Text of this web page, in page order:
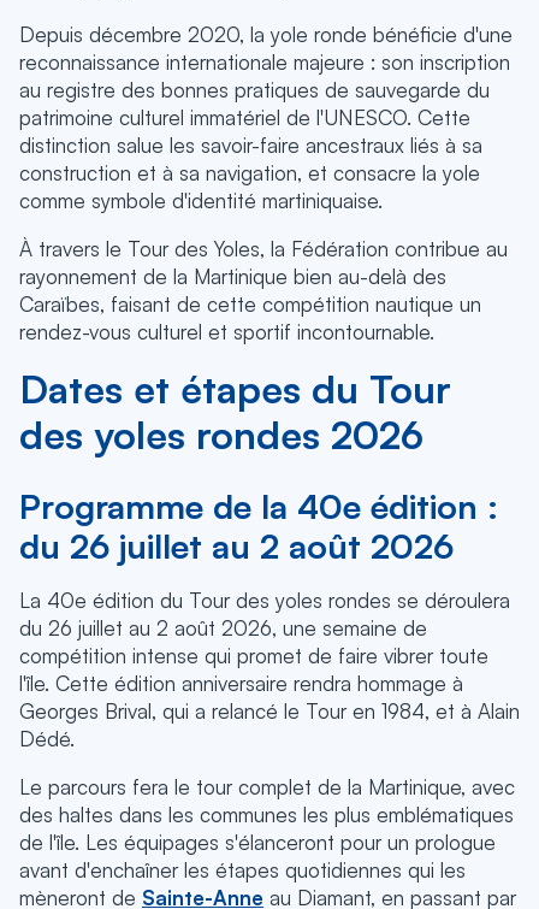
Depuis décembre 2020, la yole ronde bénéficie d'une
reconnaissance internationale majeure : son inscription
au registre des bonnes pratiques de sauvegarde du
patrimoine culturel immatériel de l'UNESCO. Cette
distinction salue les savoir-faire ancestraux liés à sa
construction et à sa navigation, et consacre la yole
comme symbole d'identité martiniquaise.
À travers le Tour des Yoles, la Fédération contribue au
rayonnement de la Martinique bien au-delà des
Caraïbes, faisant de cette compétition nautique un
rendez-vous culturel et sportif incontournable.
Dates et étapes du Tour
des yoles rondes 2026
Programme de la 40e édition :
du 26 juillet au 2 août 2026
La 40e édition du Tour des yoles rondes se déroulera
du 26 juillet au 2 août 2026, une semaine de
compétition intense qui promet de faire vibrer toute
l'île. Cette édition anniversaire rendra hommage à
Georges Brival, qui a relancé le Tour en 1984, et à Alain
Dédé.
Le parcours fera le tour complet de la Martinique, avec
des haltes dans les communes les plus emblématiques
de l'île. Les équipages s'élanceront pour un prologue
avant d'enchaîner les étapes quotidiennes qui les
mèneront de Sainte-Anne au Diamant, en passant par